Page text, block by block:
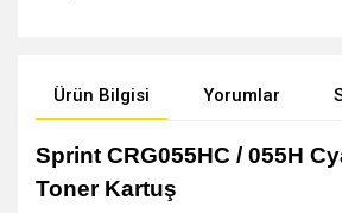
Ürün Bilgisi Yorumlar
Sprint CRG055HC / 055H
Toner Kartuş